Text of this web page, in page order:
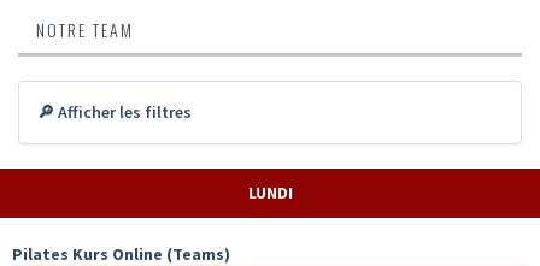
NOTRE TEAM
🔎 Afficher les filtres
LUNDI
Pilates Kurs Online (Teams)